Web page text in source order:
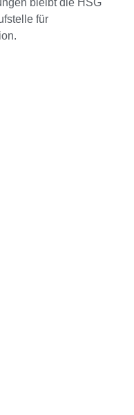
bleibt die HSG
für